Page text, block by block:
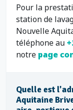
Pour la
station de
Nouvelle
téléphone au
notre page
Quelle est
Aquitaine